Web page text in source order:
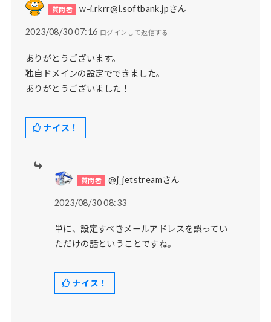
w-i.rkrr@i.softbank.jpさん
2023/08/30 07:16 ログインして返信する
ありがとうございます。
独自ドメインの設定でできました。
ありがとうございました！
ナイス！
@j_jetstreamさん
2023/08/30 08:33
単に、設定すべきメールアドレスを誤ってい
ただけの話ということですね。
ナイス！